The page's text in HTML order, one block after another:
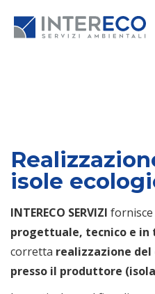
isole
INTERECO SERVIZI
progettuale, tecnico e
corretta realizzazione
presso il produttore